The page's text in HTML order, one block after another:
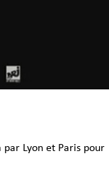
Lyon et Paris pour